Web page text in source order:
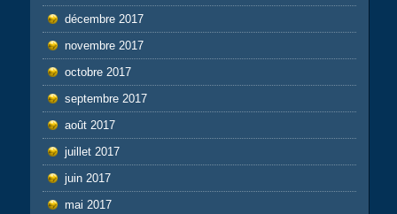
décembre 2017
novembre 2017
octobre 2017
septembre 2017
août 2017
juillet 2017
juin 2017
mai 2017